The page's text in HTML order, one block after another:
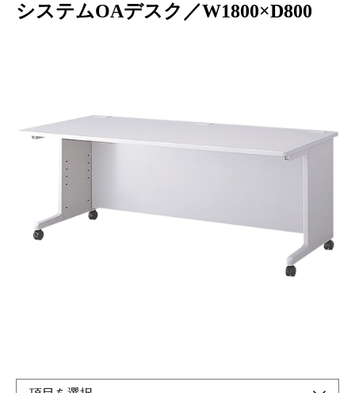
システムOAデスク／W1800×D800
W1800mmタイプD800mmタイプ
メーカー希望小売価格：
¥93,100+ 税
天板サイズは幅7種類×奥行3種類の21種類。
また、オプションのアジャスターで高さが3種類選べます。